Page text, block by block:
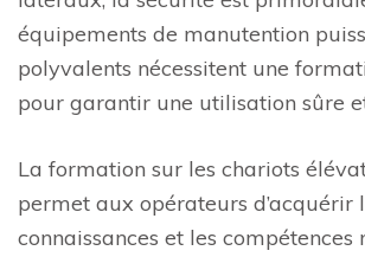
équipements de manutention
polyvalents nécessitent une
pour garantir une utilisation sûre
La formation sur les chariots
permet aux opérateurs d’acquérir
connaissances et les compétences